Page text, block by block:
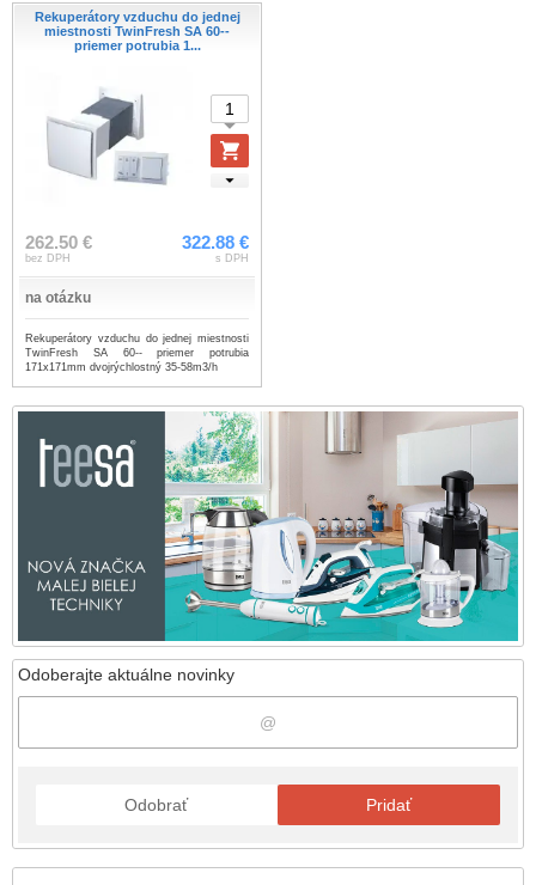
Odoberajte aktuálne novinky
Odobrať Pridať
Rekuperátory vzduchu do jednej
miestnosti TwinFresh SA 60--
priemer potrubia 1...
262.50 €
bez DPH
322.88 €
s DPH
na otázku
Rekuperátory vzduchu do jednej miestnosti
TwinFresh SA 60-- priemer potrubia
171x171mm dvojrýchlostný 35-58m3/h